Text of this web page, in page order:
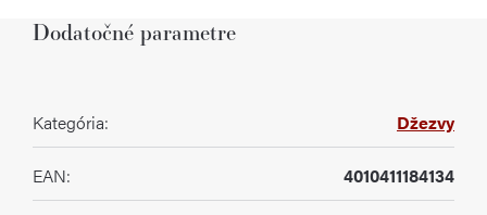
Dodatočné parametre
Kategória: Džezvy
EAN: 4010411184134